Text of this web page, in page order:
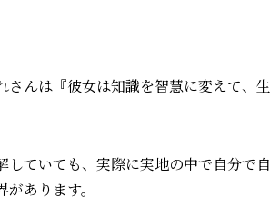
さんは『彼女は知識を智慧に変えて、
していても、実際に実地の中で自分で
あります。